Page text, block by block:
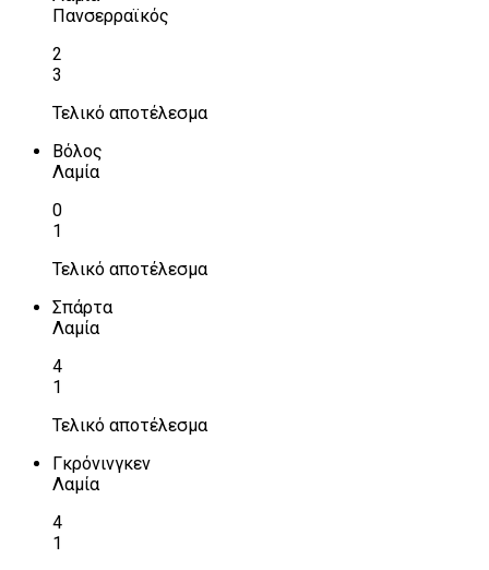
Πανσερραϊκός
2
3
Τελικό αποτέλεσμα
Βόλος
Λαμία
0
1
Τελικό αποτέλεσμα
Σπάρτα
Λαμία
4
1
Τελικό αποτέλεσμα
Γκρόνινγκεν
Λαμία
4
1